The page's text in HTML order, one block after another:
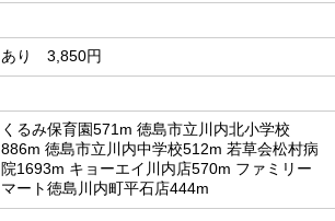
あり 3,850円
くるみ保育園571m 徳島市立川内北小学校
886m 徳島市立川内中学校512m 若草会松村病
院1693m キョーエイ川内店570m ファミリー
マート徳島川内町平石店444m